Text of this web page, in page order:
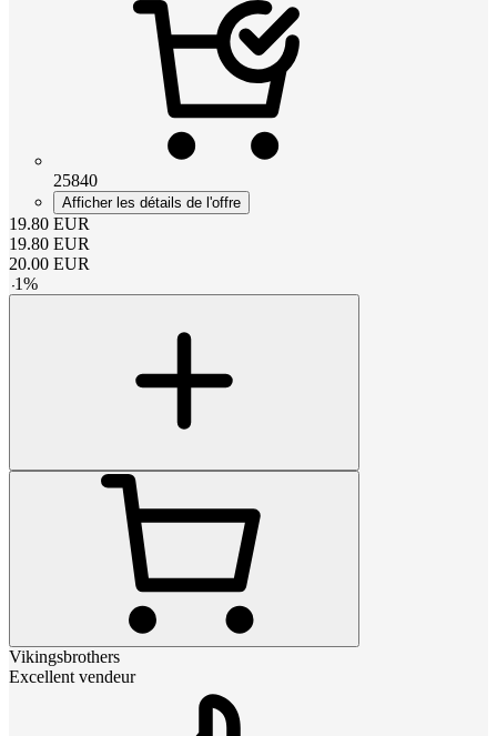
25840
Afficher les détails de l'offre
19.80 EUR
19.80 EUR
20.00 EUR
-1%
Vikingsbrothers
Excellent vendeur